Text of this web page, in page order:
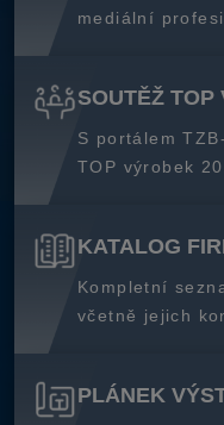
mediální
SOUTĚŽ TOP
S portálem
TOP výrobek
KATALOG
Kompletní
včetně jejich
PLÁNEK